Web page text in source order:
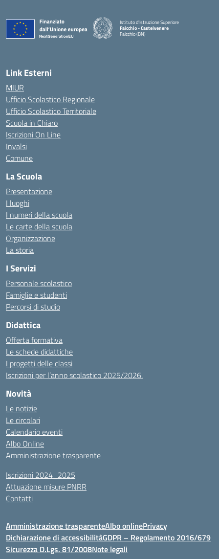
Istituto d'Istruzione Superiore
Faicchio - Castelvenere
Faicchio (BN)
Link Esterni
MIUR
Ufficio Scolastico Regionale
Ufficio Scolastico Territoriale
Scuola in Chiaro
Iscrizioni On Line
Invalsi
Comune
La Scuola
Presentazione
I luoghi
I numeri della scuola
Le carte della scuola
Organizzazione
La storia
I Servizi
Personale scolastico
Famiglie e studenti
Percorsi di studio
Didattica
Offerta formativa
Le schede didattiche
I progetti delle classi
Iscrizioni per l’anno scolastico 2025/2026.
Novità
Le notizie
Le circolari
Calendario eventi
Albo Online
Amministrazione trasparente
Iscrizioni 2024_2025
Attuazione misure PNRR
Contatti
Amministrazione trasparenteAlbo onlinePrivacy
Dichiarazione di accessibilitàGDPR – Regolamento 2016/679
Sicurezza D.Lgs. 81/2008Note legali